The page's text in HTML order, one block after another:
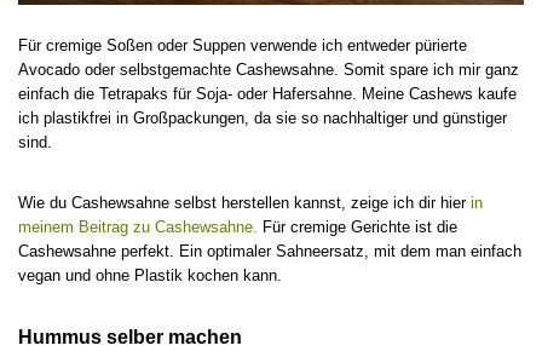
Für cremige Soßen oder Suppen verwende ich entweder pürierte
Avocado oder selbstgemachte Cashewsahne. Somit spare ich mir ganz
einfach die Tetrapaks für Soja- oder Hafersahne. Meine Cashews kaufe
ich plastikfrei in Großpackungen, da sie so nachhaltiger und günstiger
sind.
Wie du Cashewsahne selbst herstellen kannst, zeige ich dir hier in
meinem Beitrag zu Cashewsahne.
Für cremige Gerichte ist die
Cashewsahne perfekt. Ein optimaler Sahneersatz, mit dem man einfach
vegan und ohne Plastik kochen kann.
Hummus selber machen